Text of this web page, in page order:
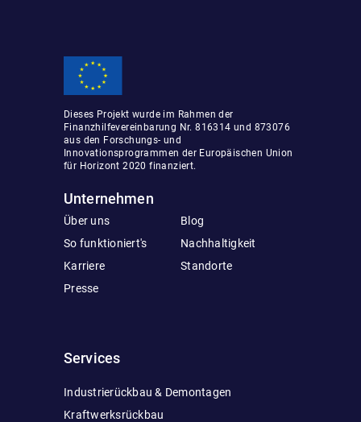
Dieses Projekt wurde im Rahmen der
Finanzhilfevereinbarung Nr. 816314 und 873076
aus den Forschungs- und
Innovationsprogrammen der Europäischen Union
für Horizont 2020 finanziert.
Unternehmen
Über uns
So funktioniert's
Karriere
Presse
Blog
Nachhaltigkeit
Standorte
Services
Industrierückbau & Demontagen
Kraftwerksrückbau